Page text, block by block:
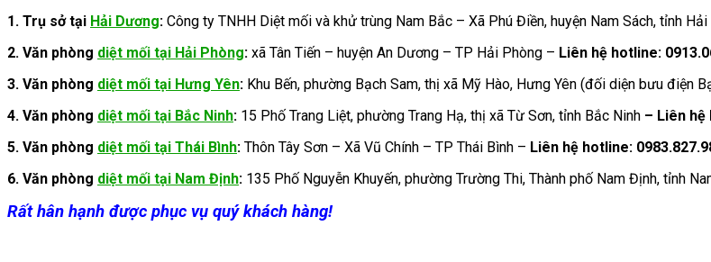
1. Trụ sở tại Hải Dương: Công ty TNHH Diệt mối và khử trùng Nam Bắc – Xã Phú Điền, huyện Nam Sách, tỉnh Hải
2. Văn phòng diệt mối tại Hải Phòng: xã Tân Tiến – huyện An Dương – TP Hải Phòng – Liên hệ hotline:
3. Văn phòng diệt mối tại Hưng Yên: Khu Bến, phường Bạch Sam, thị xã Mỹ Hào, Hưng Yên (đối diện bưu điện
4. Văn phòng diệt mối tại Bắc Ninh: 15 Phố Trang Liệt, phường Trang Hạ, thị xã Từ Sơn, tỉnh Bắc Ninh – Liên hệ
5. Văn phòng diệt mối tại Thái Bình: Thôn Tây Sơn – Xã Vũ Chính – TP Thái Bình – Liên hệ hotline:
6. Văn phòng diệt mối tại Nam Định: 135 Phố Nguyễn Khuyến, phường Trường Thi, Thành phố Nam Định, tỉnh
Rất hân hạnh được phục vụ quý khách hàng!